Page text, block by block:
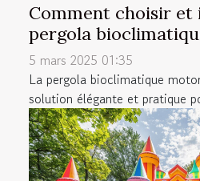
Comment choisir et
pergola
5 mars 2025 01:35
La pergola bioclimatique
solution élégante et pratique